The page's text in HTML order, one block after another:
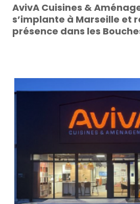
AvivA Cuisines &
s’implante à Marseille et
présence dans les